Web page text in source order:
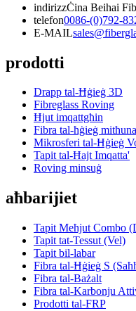
indirizzĊina Beihai
telefon0086-(0)792-
E-MAIL
prodotti
Drapp tal-Ħġieġ 3D
Fibreglass Roving
Ħjut imqattgħin
Fibra tal-ħġieġ
Mikrosferi tal-Ħġieġ
Tapit tal-Ħajt Imqatta'
Roving minsuġ
aħbarijiet
Tapit Meħjut Combo
Tapit tat-Tessut (Vel)
Tapit bil-labar
Fibra tal-Ħġieġ S
Fibra tal-Bażalt
Fibra tal-Karbonju
Prodotti tal-FRP